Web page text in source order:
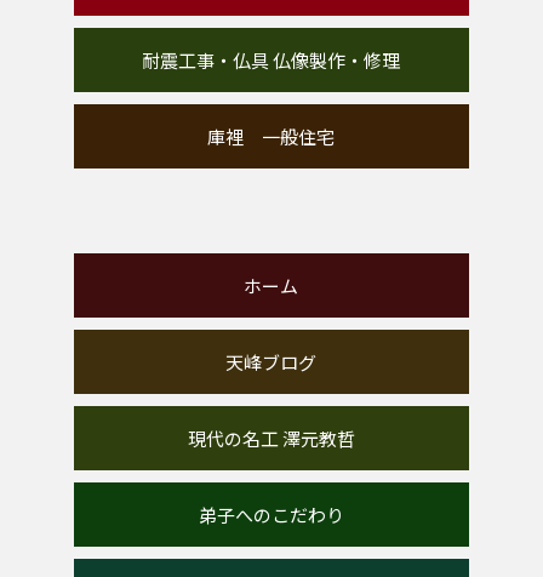
耐震工事・仏具 仏像製作・修理
庫裡 一般住宅
ホーム
天峰ブログ
現代の名工 澤元教哲
弟子へのこだわり